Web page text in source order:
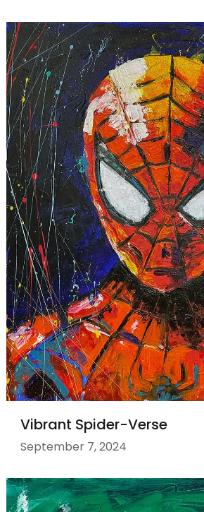
Vibrant Spider-Verse
September 7, 2024